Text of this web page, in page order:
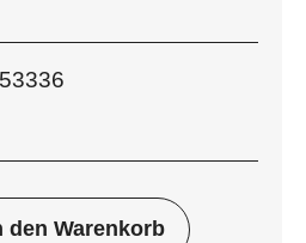
den Warenkorb